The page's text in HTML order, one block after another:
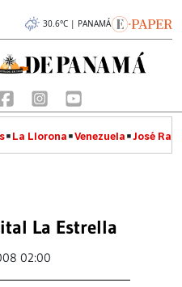
30.6°C | PANAMÁ
La Llorona Venezuela José
La Estrella
02:00